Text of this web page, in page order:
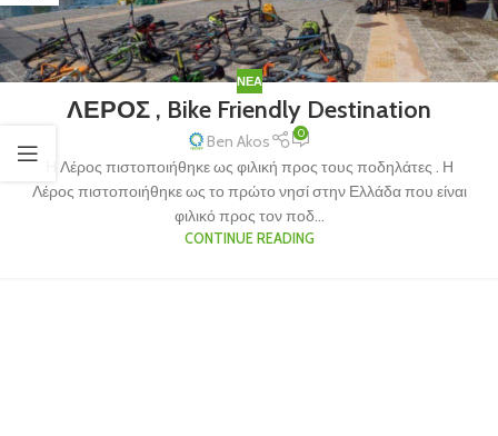
ΝΈΑ
ΛΕΡΟΣ , Bike Friendly Destination
Ben Akos 0
Η Λέρος πιστοποιήθηκε ως φιλική προς τους ποδηλάτες . Η
Λέρος πιστοποιήθηκε ως το πρώτο νησί στην Ελλάδα που είναι
φιλικό προς τον ποδ...
CONTINUE READING